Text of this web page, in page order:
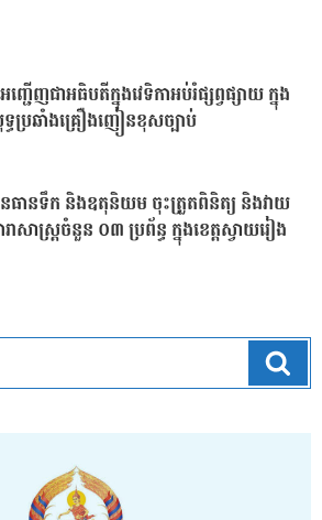
ជើញជាអធិបតីក្នុងវេទិកាអប់រំផ្សព្វផ្សាយ ក្នុង
ទ្ធប្រឆាំងគ្រឿងញៀនខុសច្បាប់
ធានទឹក និងឧតុនិយម ចុះត្រួតពិនិត្យ និងវាយ
សាស្រ្តចំនួន ០៣ ប្រព័ន្ធ ក្នុងខេត្តស្វាយរៀង